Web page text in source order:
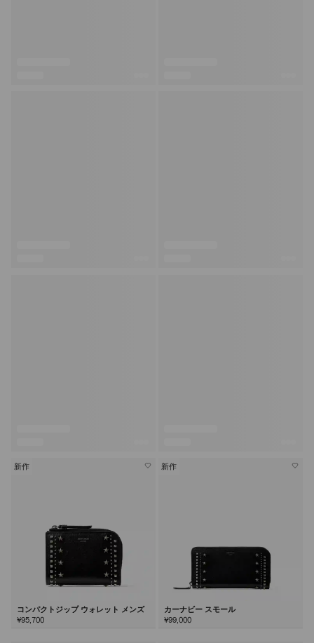
新作
コンパクトジップ ウォレット メンズ
¥95,700
新作
カーナビー スモール
¥99,000